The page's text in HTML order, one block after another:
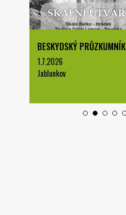
BESKYDSKÝ PRŮZKUMNÍK
1.7.2026
Jablunkov